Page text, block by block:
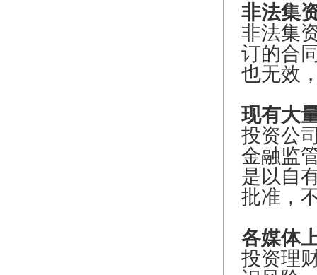
非法集
非法集
订的合
也无效
现有大
投资公
金融监
是以自
批准，
各媒体
投资理